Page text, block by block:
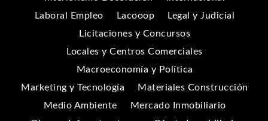
Laboral Empleo
Lacooop
Legal y Judicial
Licitaciones y Concursos
Locales y Centros Comerciales
Macroeconomía y Política
Marketing y Tecnología
Materiales Construcción
Medio Ambiente
Mercado Inmobiliario